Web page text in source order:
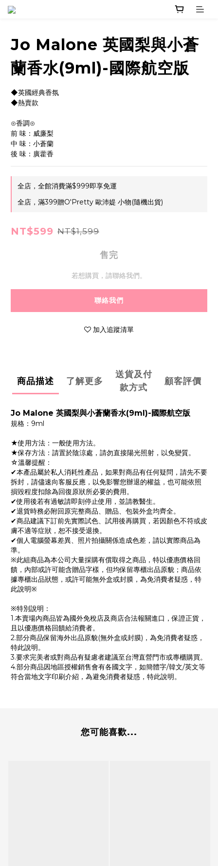
Jo Malone 英國梨與小蒼
蘭香水(9ml)-國際航空版
◆英國經典香氛
◆熱賣款
⊙香調⊙
前 味：威廉梨
中 味：小蒼蘭
後 味：廣藿香
全店，全館消費滿$999即享免運
全店，滿399贈O'Pretty 歐沛媞 小物(隨機出貨)
NT$599 NT$1,599
售完
若想購買，請聯絡我們。
聯絡我們
加入追蹤清單
商品描述 了解更多
送貨及付
款方式
顧客評價
Jo Malone 英國梨與小蒼蘭香水(9ml)-國際航空版
規格：9ml
★使用方法：一般使用方法。
★保存方法：請置於陰涼處，請勿直接陽光照射，以免變質。
☆溫馨提醒：
✔本產品屬於私人消耗性產品，如果對商品有任何疑問，請先不要
拆封，請儘速向客服反應，以免影響您辦退的權益，也可能依照
損毀程度扣除為回復原狀所必要的費用。
✔使用後若有過敏請即刻停止使用，並請教醫生。
✔退貨時務必附回原完整商品、贈品、包裝外盒均齊全。
✔商品建議下訂前先實際試色、試用後再購買，若因顏色不符或皮
膚不適等症狀，恕不接受退換。
✔個人電腦螢幕差異、照片拍攝關係造成色差，請以實際商品為
準。
※此組商品為本公司大量採購有償取得之商品，特以優惠價格回
饋，內部或許可能含贈品字樣，但均保留專櫃出品原貌；商品依
據專櫃出品狀態，或許可能無外盒或封膜，為免消費者疑惑，特
此說明※
※特別說明：
1.本賣場內商品皆為國外免稅店及商店合法報關進口，保證正貨，
且以優惠價格回饋給消費者。
2.部分商品保留海外出品原貌(無外盒或封膜)，為免消費者疑惑，
特此說明。
3.要求完美者或對商品有疑慮者建議至台灣直營門市或專櫃購買。
4.部分商品因地區授權銷售會有各國文字，如簡體字/韓文/英文等
符合當地文字印刷介紹，為避免消費者疑惑，特此說明。
您可能喜歡...